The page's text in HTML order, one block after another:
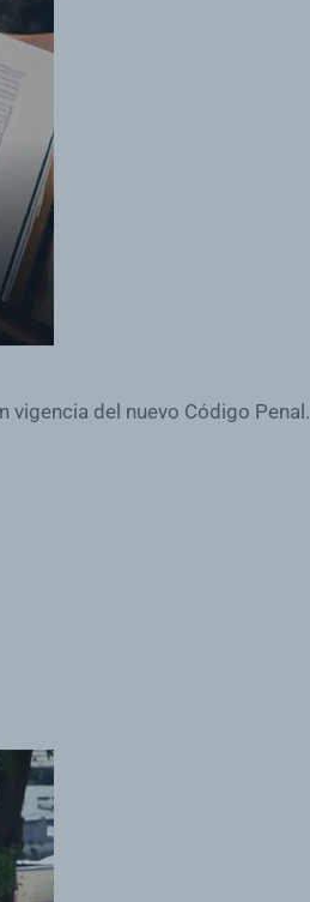
vigencia del nuevo Código Penal.